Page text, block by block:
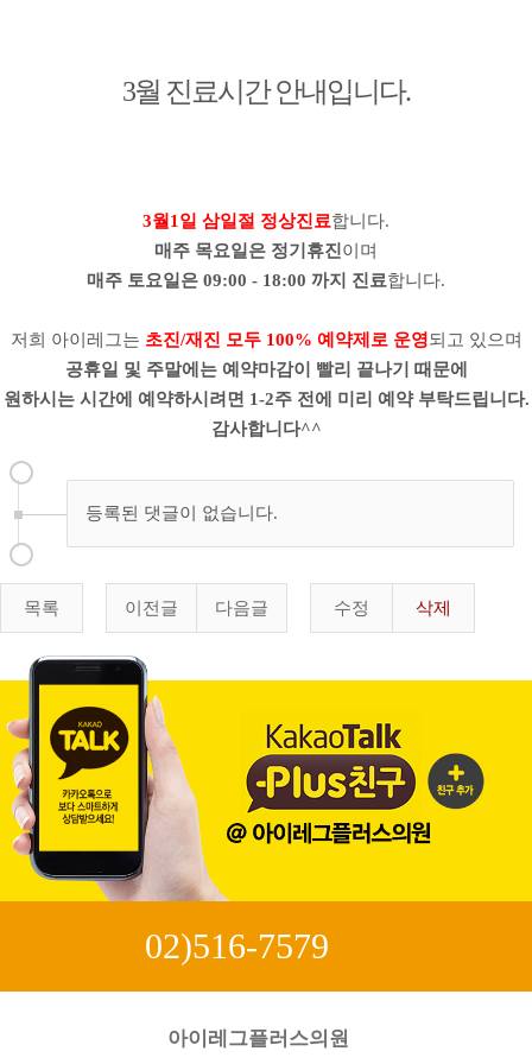
3월 진료시간 안내입니다.
3월1일 삼일절 정상진료합니다.
매주 목요일은 정기휴진 이며
매주 토요일은 09:00 - 18:00 까지 진료합니다.
저희 아이레그는 초진/재진 모두 100% 예약제로 운영되고 있으며
공휴일 및 주말에는 예약마감이 빨리 끝나기 때문에
원하시는 시간에 예약하시려면 1-2주 전에 미리 예약 부탁드립니다.
감사합니다^^
등록된 댓글이 없습니다.
목록 이전글 다음글 수정 삭제
02)516-7579
아이레그플러스의원